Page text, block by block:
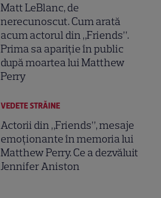
Matt LeBlanc, de
nerecunoscut. Cum arată
acum actorul din „Friends”.
Prima sa apariție în public
după moartea lui Matthew
Perry
VEDETE STRĂINE
Actorii din „Friends”, mesaje
emoționante în memoria lui
Matthew Perry. Ce a dezvăluit
Jennifer Aniston